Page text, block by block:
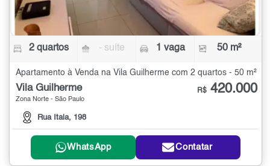
2 quartos - suíte 1 vaga 50 m²
Apartamento à Venda na Vila Guilherme com 2 quartos - 50 m²
Vila Guilherme
Zona Norte - São Paulo
Rua Itala, 198
R$ 420.000
WhatsApp Contatar